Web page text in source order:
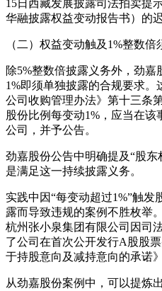
15日西藏发展披露司法拍卖提
华融披露权益变动报告书）的
（二）权益变动触及1%整数
除5%整数倍披露义务外，劲
1%即须单独披露的合规要求
公司收购管理办法》第十三条
股份比例每变动1%，应当在
公司，并予公告。
劲嘉股份公告中明确提及“股东
是满足这一持续披露义务。
实践中因“每变动超过1%”触
露而导致违规的案例不胜枚举
杭州张小泉集团有限公司因司
了公司在首次公开发行A股股
于持股意向及减持意向的承诺
从劲嘉股份案例中，可以提炼